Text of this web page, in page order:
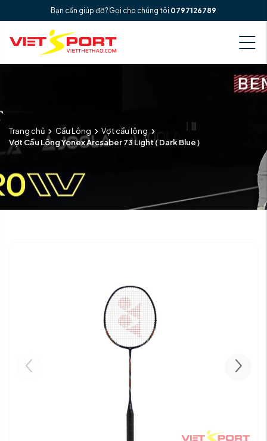
Bạn cần giúp đỡ? Gọi cho chúng tôi 0797126789
Trang chủ Cầu Lông
Vợt cầu lông
Vợt Cầu Lông Yonex Arcsaber 73 Light ( Dark Blue )